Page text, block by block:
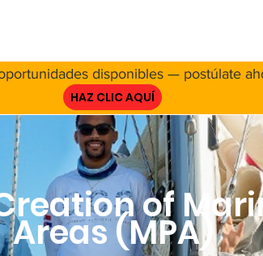
disponibles — postúlate
HAZ CLIC AQUÍ
of
Areas (MPA)